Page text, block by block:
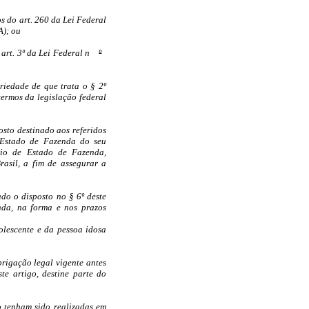
do art. 260 da Lei Federal
ou
3º da Lei Federal n º
de que trata o § 2º
da legislação federal
destinado aos referidos
de Fazenda do seu
de Estado de Fazenda,
a fim de assegurar a
o disposto no § 6º deste
na forma e nos prazos
e da pessoa idosa
legal vigente antes
artigo, destine parte do
sido realizadas em